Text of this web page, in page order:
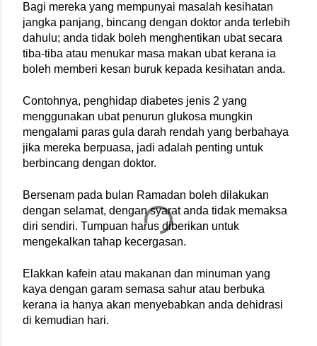
Bagi mereka yang mempunyai masalah kesihatan
jangka panjang, bincang dengan doktor anda terlebih
dahulu; anda tidak boleh menghentikan ubat secara
tiba-tiba atau menukar masa makan ubat kerana ia
boleh memberi kesan buruk kepada kesihatan anda.
Contohnya, penghidap diabetes jenis 2 yang
menggunakan ubat penurun glukosa mungkin
mengalami paras gula darah rendah yang berbahaya
jika mereka berpuasa, jadi adalah penting untuk
berbincang dengan doktor.
Bersenam pada bulan Ramadan boleh dilakukan
dengan selamat, dengan syarat anda tidak memaksa
diri sendiri. Tumpuan harus diberikan untuk
mengekalkan tahap kecergasan.
Elakkan kafein atau makanan dan minuman yang
kaya dengan garam semasa sahur atau berbuka
kerana ia hanya akan menyebabkan anda dehidrasi
di kemudian hari.